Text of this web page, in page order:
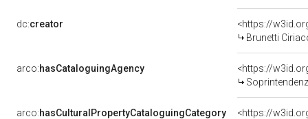
dc:creator
<https://
Brunetti
arco:hasCataloguingAgency
<https://
arco:hasCulturalPropertyCataloguingCategory
<https://